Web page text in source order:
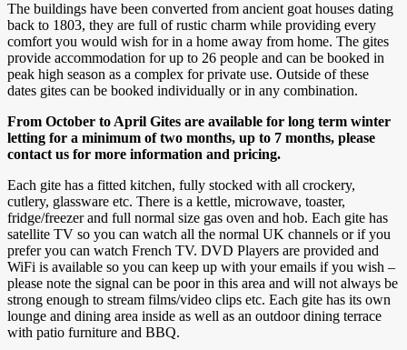
The buildings have been converted from ancient goat houses dating
back to 1803, they are full of rustic charm while providing every
comfort you would wish for in a home away from home. The gites
provide accommodation for up to 26 people and can be booked in
peak high season as a complex for private use. Outside of these
dates gites can be booked individually or in any combination.
From October to April Gites are available for long term winter
letting for a minimum of two months, up to 7 months, please
contact us for more information and pricing.
Each gite has a fitted kitchen, fully stocked with all crockery,
cutlery, glassware etc. There is a kettle, microwave, toaster,
fridge/freezer and full normal size gas oven and hob. Each gite has
satellite TV so you can watch all the normal UK channels or if you
prefer you can watch French TV. DVD Players are provided and
WiFi is available so you can keep up with your emails if you wish –
please note the signal can be poor in this area and will not always be
strong enough to stream films/video clips etc. Each gite has its own
lounge and dining area inside as well as an outdoor dining terrace
with patio furniture and BBQ.